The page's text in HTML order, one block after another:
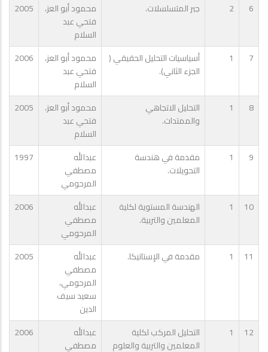
6
2 جبر المتسلسلات.
محمود أبو العز،
فتحي عبد
السلام
2005
7
1
أسياسيات التحليل الحقيقي (
الجزء الثاني).
محمود أبو العز،
فتحي عبد
السلام
2006
8
1
التحليل الاتجاهي
والممتدات.
محمود أبو العز،
فتحي عبد
السلام
2005
9
1
مقدمة في هندسة
التحويلات.
عبدالله
مصطفي
المرحومي
1997
10
1
الهندسة المستوية لكلية
المعلمين والتربية.
عبدالله
مصطفي
المرحومي
2006
11
1 مقدمة في الإستاتيكا.
عبدالله
مصطفي
المرحومي،
سعيد سيف
الدين
2005
12
1
التحليل المركب لكلية
المعلمين والتربية والعلوم
عبدالله
مصطفي
2006